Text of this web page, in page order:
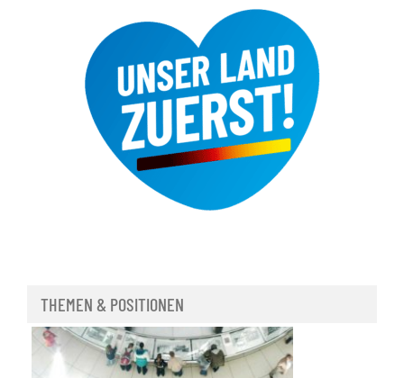
THEMEN & POSITIONEN
Demokratie in Deutschland